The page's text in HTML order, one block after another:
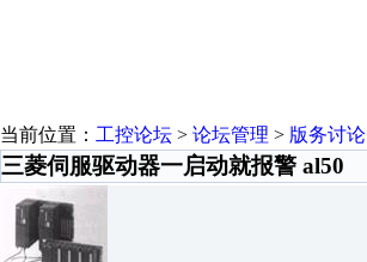
当前位置： 工控论坛 > 论坛管理 > 版务讨论
三菱伺服驱动器一启动就报警 al50